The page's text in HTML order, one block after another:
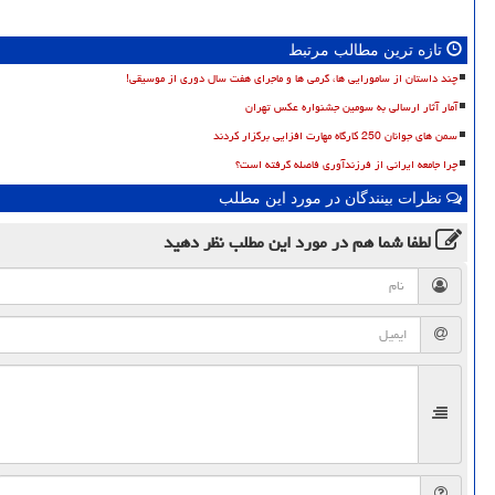
تازه ترین مطالب مرتبط
چند داستان از سامورایی ها، گرمی ها و ماجرای هفت سال دوری از موسیقی!
آمار آثار ارسالی به سومین جشنواره عکس تهران
سمن های جوانان 250 کارگاه مهارت افزایی برگزار کردند
چرا جامعه ایرانی از فرزندآوری فاصله گرفته است؟
نظرات بینندگان در مورد این مطلب
لطفا شما همدر مورد این مطلبنظر دهید